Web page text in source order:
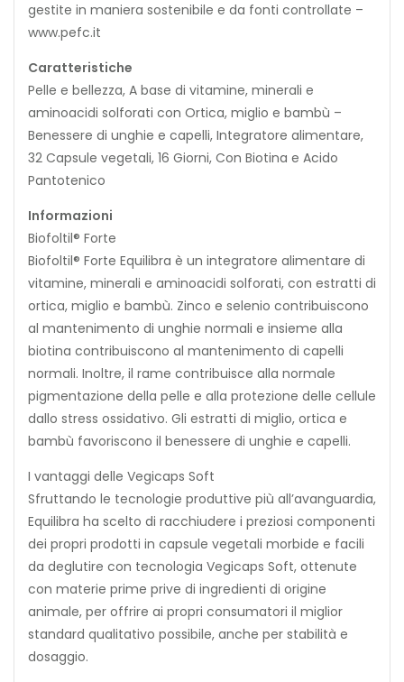
gestite in maniera sostenibile e da fonti controllate –
www.pefc.it
Caratteristiche
Pelle e bellezza, A base di vitamine, minerali e
aminoacidi solforati con Ortica, miglio e bambù –
Benessere di unghie e capelli, Integratore alimentare,
32 Capsule vegetali, 16 Giorni, Con Biotina e Acido
Pantotenico
Informazioni
Biofoltil® Forte
Biofoltil® Forte Equilibra è un integratore alimentare di
vitamine, minerali e aminoacidi solforati, con estratti di
ortica, miglio e bambù. Zinco e selenio contribuiscono
al mantenimento di unghie normali e insieme alla
biotina contribuiscono al mantenimento di capelli
normali. Inoltre, il rame contribuisce alla normale
pigmentazione della pelle e alla protezione delle cellule
dallo stress ossidativo. Gli estratti di miglio, ortica e
bambù favoriscono il benessere di unghie e capelli.
I vantaggi delle Vegicaps Soft
Sfruttando le tecnologie produttive più all’avanguardia,
Equilibra ha scelto di racchiudere i preziosi componenti
dei propri prodotti in capsule vegetali morbide e facili
da deglutire con tecnologia Vegicaps Soft, ottenute
con materie prime prive di ingredienti di origine
animale, per offrire ai propri consumatori il miglior
standard qualitativo possibile, anche per stabilità e
dosaggio.